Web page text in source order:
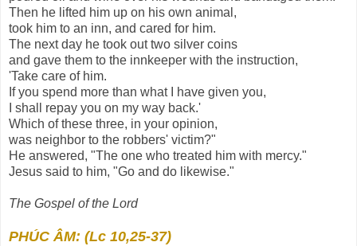
Then he lifted him up on his own animal,
took him to an inn, and cared for him.
The next day he took out two silver coins
and gave them to the innkeeper with the instruction,
'Take care of him.
If you spend more than what I have given you,
I shall repay you on my way back.'
Which of these three, in your opinion,
was neighbor to the robbers' victim?"
He answered, "The one who treated him with mercy."
Jesus said to him, "Go and do likewise."
The Gospel of the Lord
PHÚC ÂM: (Lc 10,25-37)